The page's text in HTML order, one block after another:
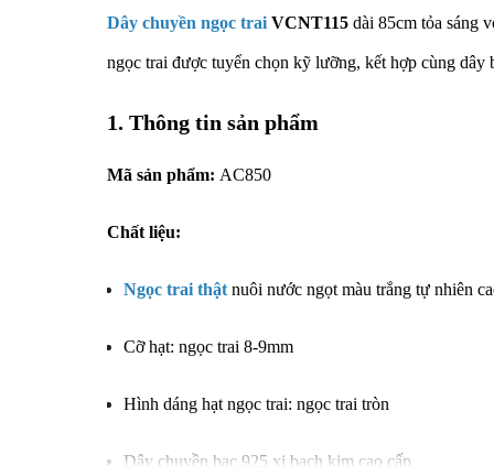
Dây chuyền ngọc trai VCNT115 dài 85cm tỏa sáng
ngọc trai được tuyển chọn kỹ lưỡng, kết hợp cùng dây
1. Thông tin sản phẩm
Mã sản phẩm: AC850
Chất liệu:
Ngọc trai thật nuôi nước ngọt màu trắng tự nhiên
Cỡ hạt: ngọc trai 8-9mm
Hình dáng hạt ngọc trai: ngọc trai tròn
Dây chuyền bạc 925 xi bạch kim cao cấp